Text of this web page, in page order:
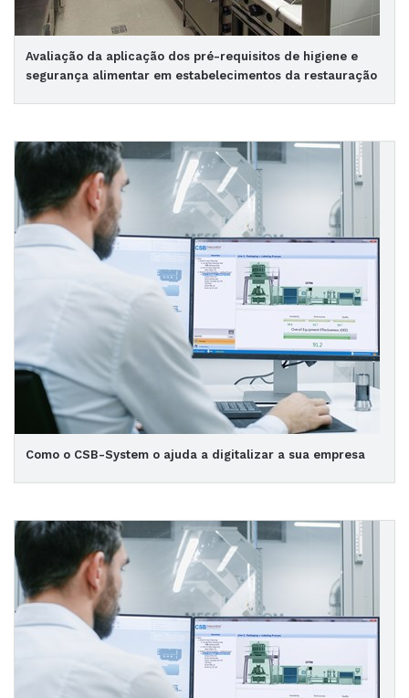
Avaliação da aplicação dos pré-requisitos de higiene e
segurança alimentar em estabelecimentos da restauração
Como o CSB-System o ajuda a digitalizar a sua empresa